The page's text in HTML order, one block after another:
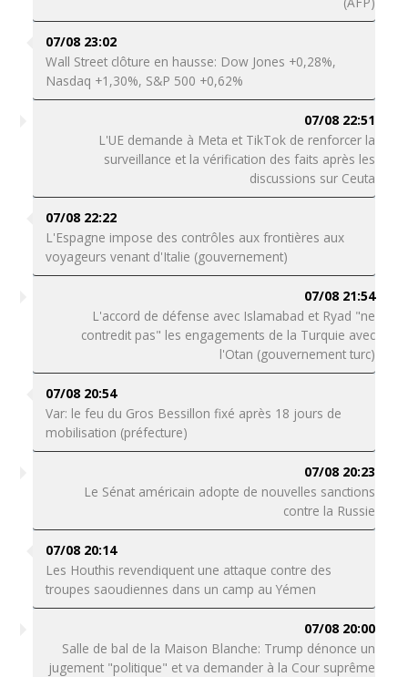
07/08 23:02
Wall Street clôture en hausse: Dow Jones +0,28%,
Nasdaq +1,30%, S&P 500 +0,62%
07/08 22:51
L'UE demande à Meta et TikTok de renforcer la
surveillance et la vérification des faits après les
discussions sur Ceuta
07/08 22:22
L'Espagne impose des contrôles aux frontières aux
voyageurs venant d'Italie (gouvernement)
07/08 21:54
L'accord de défense avec Islamabad et Ryad "ne
contredit pas" les engagements de la Turquie avec
l'Otan (gouvernement turc)
07/08 20:54
Var: le feu du Gros Bessillon fixé après 18 jours de
mobilisation (préfecture)
07/08 20:23
Le Sénat américain adopte de nouvelles sanctions
contre la Russie
07/08 20:14
Les Houthis revendiquent une attaque contre des
troupes saoudiennes dans un camp au Yémen
07/08 20:00
Salle de bal de la Maison Blanche: Trump dénonce un
jugement "politique" et va demander à la Cour suprême